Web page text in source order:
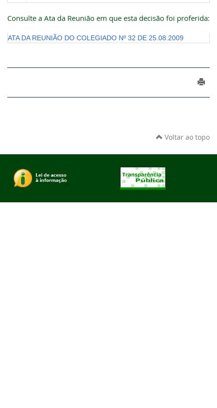
Consulte a Ata da Reunião em que esta decisão foi proferida:
ATA DA REUNIÃO DO COLEGIADO Nº 32 DE 25.08.2009
Voltar ao topo